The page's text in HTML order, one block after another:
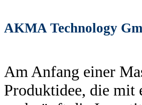
AKMA Technology
Am Anfang einer
Produktidee, die mit